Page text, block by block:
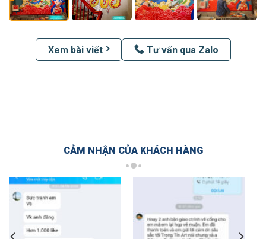
Xem bài viết Tư vấn qua Zalo
CẢM NHẬN CỦA KHÁCH HÀNG